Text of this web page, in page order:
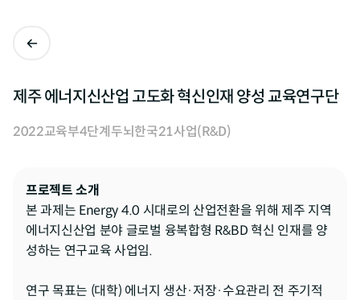
제주 에너지신산업 고도화 혁신인재 양성 교육연구단
2022교육부4단계두뇌한국21사업(R&D)
프로젝트 소개
본 과제는 Energy 4.0 시대로의 산업전환을 위해 제주 지역
에너지신산업 분야 글로벌 융복합형 R&BD 혁신 인재를 양
성하는 연구교육 사업임.
연구 목표는 (대학) 에너지 생산·저장·수요관리 전 주기적